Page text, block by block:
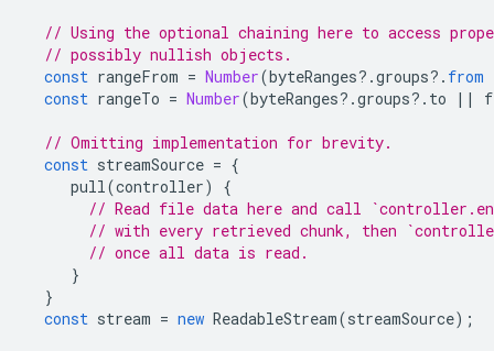
// Using the optional chaining here to access
// possibly nullish objects.
const rangeFrom = Number(byteRanges? .groups? . from
const rangeTo = Number(byteRanges? .groups? . to ||
// Omitting implementation for brevity.
const streamSource = {
pull(controller)
{
// Read file data here and call
// with every retrieved chunk, then
// once all data is read.
}
}
const stream = new ReadableStream(streamSource);